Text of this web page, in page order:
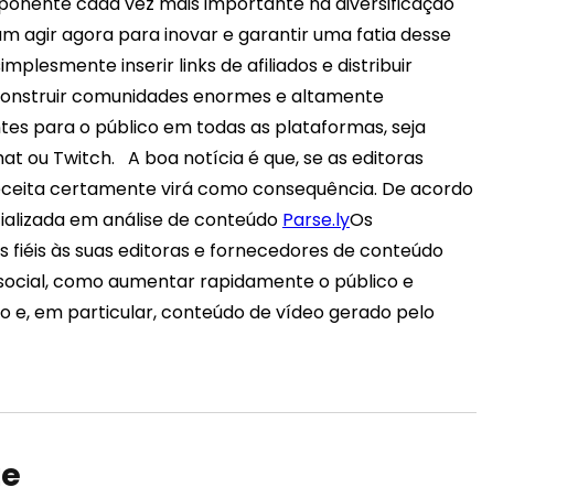
agir agora para inovar e garantir uma fatia desse
inserir links de afiliados e distribuir
comunidades enormes e altamente
para o público em todas as plataformas, seja
ou Twitch. A boa notícia é que, se as editoras
certamente virá como consequência. De acordo
em análise de conteúdo Parse.lyOs
às suas editoras e fornecedores de conteúdo
como aumentar rapidamente o público e
e, em particular, conteúdo de vídeo gerado pelo